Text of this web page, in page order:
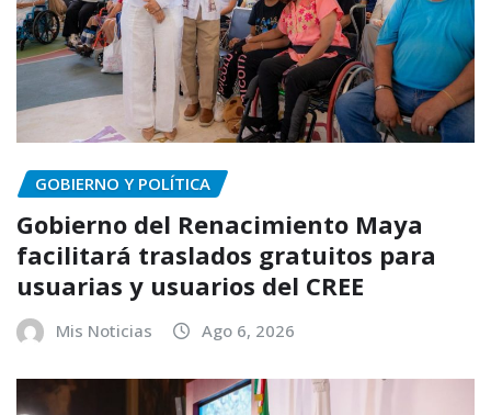
GOBIERNO Y POLÍTICA
Gobierno del Renacimiento Maya
facilitará traslados gratuitos para
usuarias y usuarios del CREE
Mis Noticias Ago 6, 2026